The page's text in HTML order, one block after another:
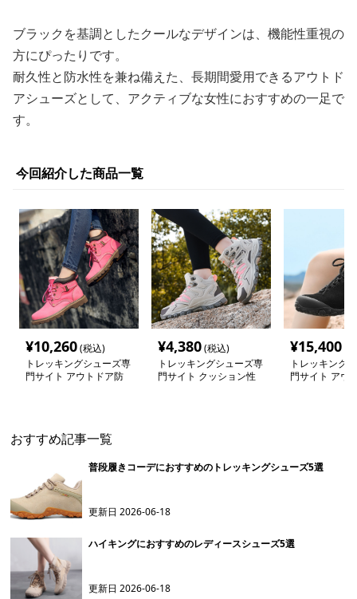
ブラックを基調としたクールなデザインは、機能性重視の
方にぴったりです。
耐久性と防水性を兼ね備えた、長期間愛用できるアウトド
アシューズとして、アクティブな女性におすすめの一足で
す。
今回紹介した商品一覧
¥10,260(税込)
トレッキングシューズ専
門サイト アウトドア防
¥4,380(税込)
トレッキングシューズ専
門サイト クッション性
¥15,400
トレッキング
門サイト アウ
おすすめ記事一覧
普段履きコーデにおすすめのトレッキングシューズ5選
更新日2026-06-18
ハイキングにおすすめのレディースシューズ5選
更新日2026-06-18